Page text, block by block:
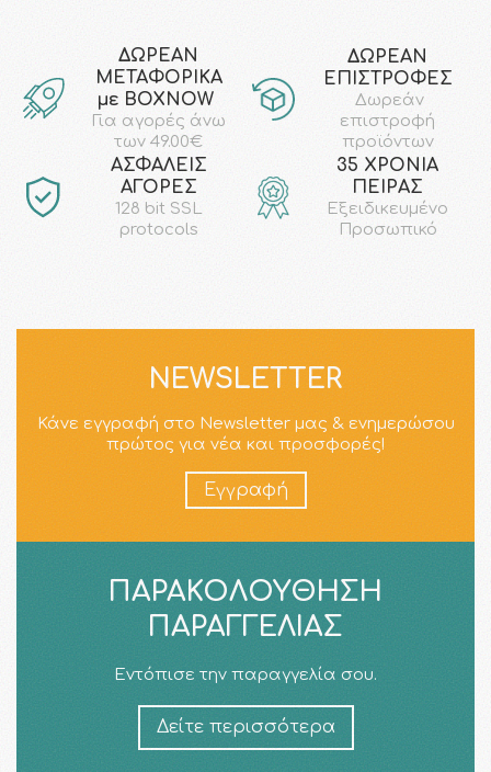
ΔΩΡΕΑΝ
ΜΕΤΑΦΟΡΙΚΑ
με ΒΟΧΝΟW
Για αγορές άνω
των 49.00€
ΔΩΡΕΑΝ
ΕΠΙΣΤΡΟΦΕΣ
Δωρεάν
επιστροφή
προϊόντων
AΣΦΑΛΕΙΣ
ΑΓΟΡΕΣ
128 bit SSL
protocols
35 ΧΡΟΝΙΑ
ΠΕΙΡΑΣ
Εξειδικευμένο
Προσωπικό
NEWSLETTER
Κάνε εγγραφή στο Newsletter μας & ενημερώσου
πρώτος για νέα και προσφορές!
Εγγραφή
ΠΑΡΑΚΟΛΟΎΘΗΣΗ
ΠΑΡΑΓΓΕΛΊΑΣ
Εντόπισε την παραγγελία σου.
Δείτε περισσότερα